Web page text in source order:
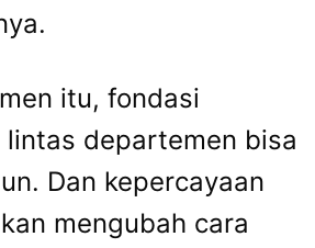
itu, fondasi
lintas departemen bisa
Dan kepercayaan
mengubah cara